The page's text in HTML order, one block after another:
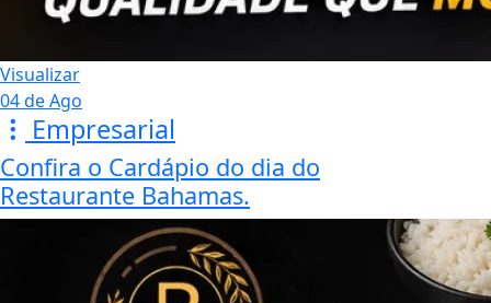
Visualizar
04 de Ago
Empresarial
Confira o Cardápio do dia do
Restaurante Bahamas.